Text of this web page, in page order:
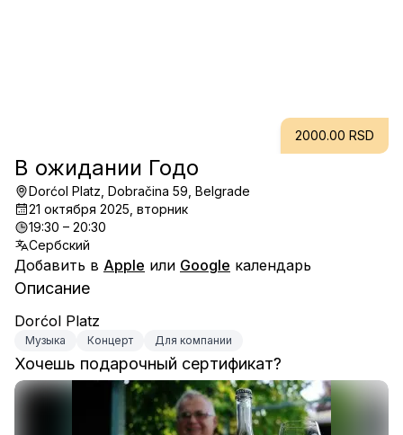
2000.00 RSD
В ожидании Годо
Dorćol Platz, Dobračina 59, Belgrade
21 октября 2025, вторник
19:30 – 20:30
Сербский
Добавить в Apple или Google календарь
Описание
Dorćol Platz
Музыка Концерт Для компании
Хочешь подарочный сертификат?